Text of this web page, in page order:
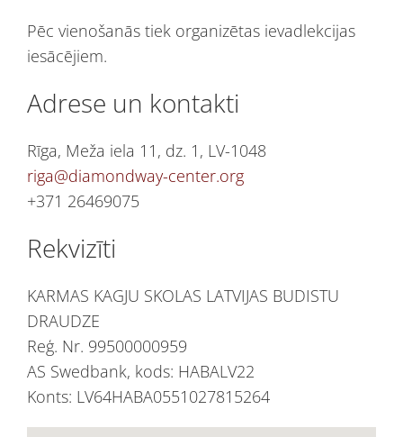
Pēc vienošanās tiek organizētas ievadlekcijas
iesācējiem.
Adrese un kontakti
Rīga, Meža iela 11, dz. 1, LV-1048
riga@diamondway-center.org
+371 26469075
Rekvizīti
KARMAS KAGJU SKOLAS LATVIJAS BUDISTU
DRAUDZE
Reģ. Nr. 99500000959
AS Swedbank, kods: HABALV22
Konts: LV64HABA0551027815264